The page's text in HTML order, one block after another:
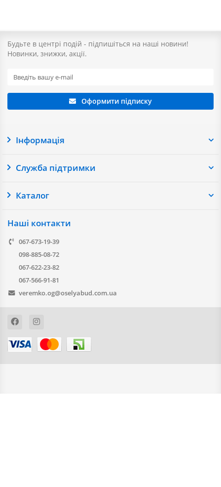
Будьте в центрі подій - підпишіться на наші новини!
Новинки, знижки, акції.
Оформити підписку
Інформація
Служба підтримки
Каталог
Наші контакти
067-673-19-39
098-885-08-72
067-622-23-82
067-566-91-81
veremko.og@oselyabud.com.ua